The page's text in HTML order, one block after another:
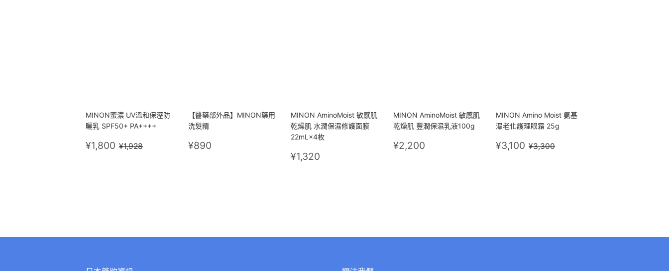
MINON蜜濃 UV溫和保溼防
曬乳 SPF50+ PA++++
售
價
¥1,800 ¥1,800
定價
¥1,928
【醫藥部外品】MINON藥用
洗髮精
定
¥890
MINON AminoMoist 敏感肌
乾燥肌 水潤保濕修護面膜
22mL×4枚
定
價
¥1,320
MINON AminoMoist 敏感肌
乾燥肌 豐潤保濕乳液100g
定
¥2,200
MINON Amino Moist 氨基
濕老化護理眼霜 25g
售
¥3,100 ¥3,100
定價
¥3,300